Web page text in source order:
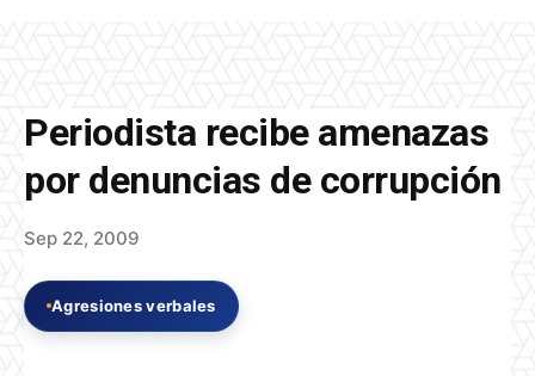
Periodista recibe amenazas
por denuncias de corrupción
Sep 22, 2009
Agresiones verbales